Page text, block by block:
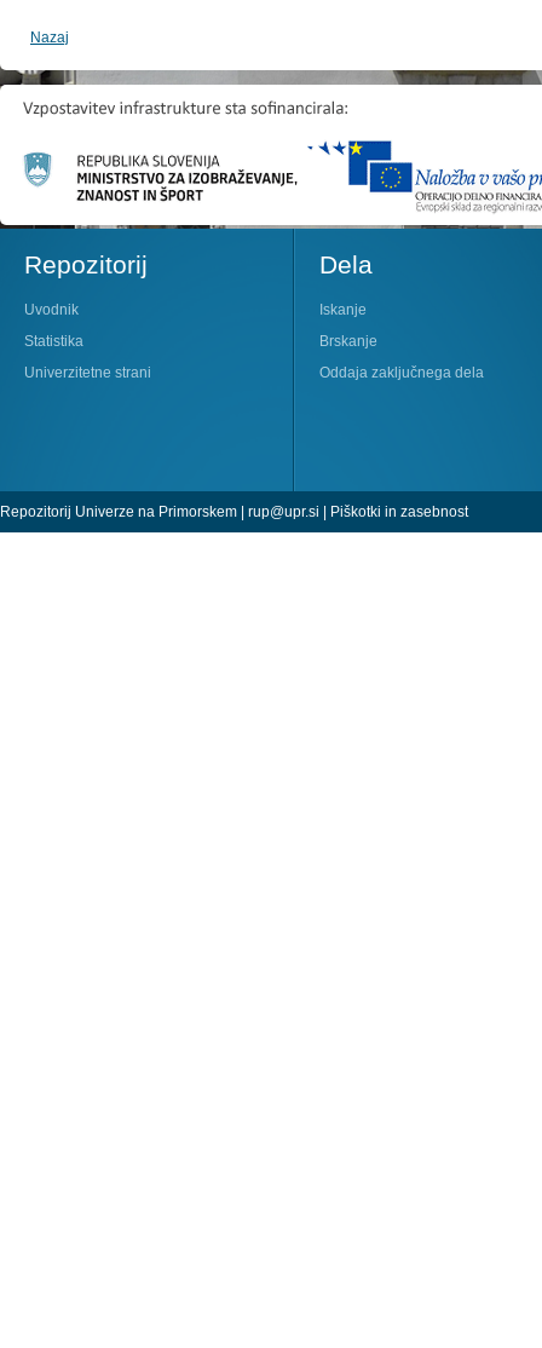
Nazaj
Repozitorij
Uvodnik
Statistika
Univerzitetne strani
Dela
Iskanje
Brskanje
Oddaja zaključnega dela
Repozitorij Univerze na Primorskem | rup@upr.si Piškotki in zasebnost